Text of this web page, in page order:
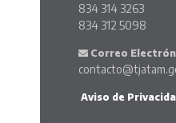
834 314 3263
834 312 5098
Correo
Aviso de